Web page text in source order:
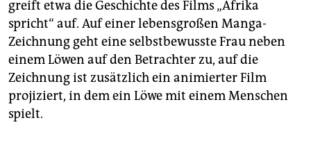
greift etwa die Geschichte des Films „Afrika
spricht“ auf. Auf einer lebensgroßen Manga-
Zeichnung geht eine selbstbewusste Frau neben
einem Löwen auf den Betrachter zu, auf die
Zeichnung ist zusätzlich ein animierter Film
projiziert, in dem ein Löwe mit einem Menschen
spielt.